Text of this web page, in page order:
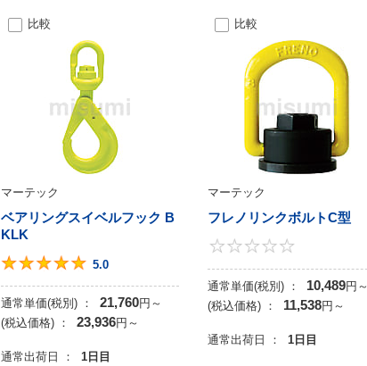
比較
マーテック
ベアリングスイベルフック B
KLK
5.0
通常単価(税別) ： 21,760円 ～
(税込価格) ：
23,936円 ～
通常出荷日 ： 1日目
比較
マーテック
フレノリンクボルトC型
通常単価(税別) ： 10,489円 ～
(税込価格) ：
11,538円 ～
通常出荷日 ： 1日目